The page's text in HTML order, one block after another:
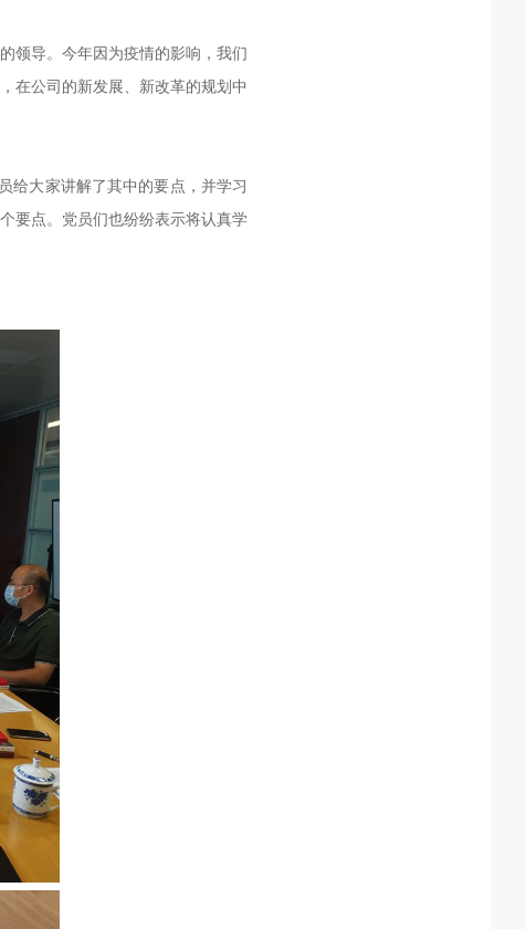
的领导。今年因为疫情的影响，我们
在公司的新发展、新改革的规划中
给大家讲解了其中的要点，并学习
要点。党员们也纷纷表示将认真学